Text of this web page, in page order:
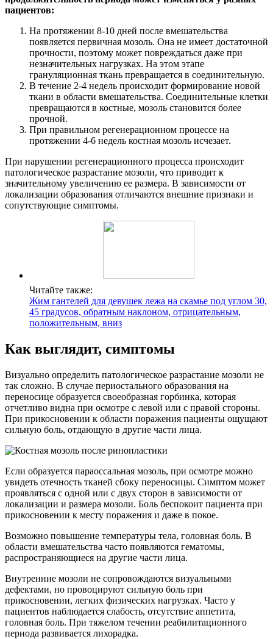
пациентов:
На протяжении 8-10 дней после вмешательства
появляется первичная мозоль. Она не имеет достаточной
прочности, поэтому может повреждаться даже при
незначительных нагрузках. На этом этапе
грануляционная ткань превращается в соединительную.
В течение 2-4 недель происходит формирование новой
ткани в области вмешательства. Соединительные клетки
превращаются в костные, мозоль становится более
прочной.
При правильном регенерационном процессе на
протяжении 4-6 недель костная мозоль исчезает.
При нарушении регенерационного процесса происходит
патологическое разрастание мозоли, что приводит к
значительному увеличению ее размера. В зависимости от
локализации образования отличаются внешние признаки и
сопутствующие симптомы.
Читайте также:
Жим гантелей для девушек лежа на скамье под углом 30,
45 градусов, обратным наклоном, отрицательным,
положительным, вниз
Как выглядит, симптомы
Визуально определить патологическое разрастание мозоли не
так сложно. В случае периостального образования на
переносице образуется своеобразная горбинка, которая
отчетливо видна при осмотре с левой или с правой стороны.
При прикосновении к области поражения пациенты ощущают
сильную боль, отдающую в другие части лица.
Если образуется параоссальная мозоль, при осмотре можно
увидеть отечность тканей сбоку переносицы. Симптом может
проявляться с одной или с двух сторон в зависимости от
локализации и размера мозоли. Боль беспокоит пациента при
прикосновении к месту поражения и даже в покое.
Возможно повышение температуры тела, головная боль. В
области вмешательства часто появляются гематомы,
распространяющиеся на другие части лица.
Внутренние мозоли не сопровождаются визуальными
дефектами, но провоцируют сильную боль при
прикосновении, легких физических нагрузках. Часто у
пациентов наблюдается слабость, отсутствие аппетита,
головная боль. При тяжелом течении реабилитационного
периода развивается лихорадка.